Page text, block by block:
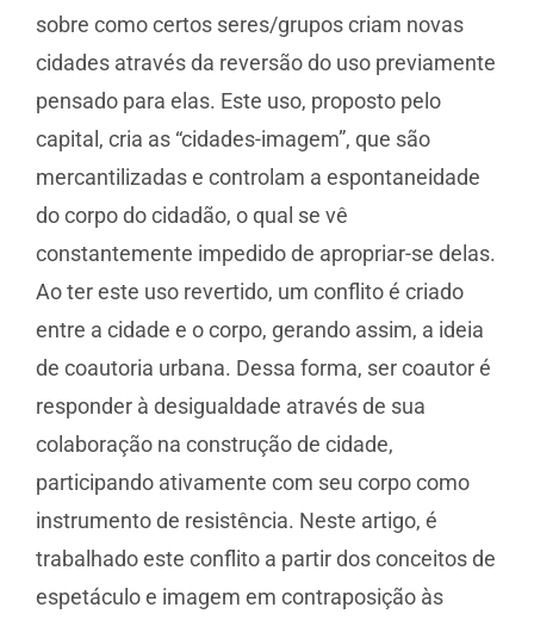
sobre como certos seres/grupos criam novas
cidades através da reversão do uso previamente
pensado para elas. Este uso, proposto pelo
capital, cria as “cidades-imagem”, que são
mercantilizadas e controlam a espontaneidade
do corpo do cidadão, o qual se vê
constantemente impedido de apropriar-se delas.
Ao ter este uso revertido, um conflito é criado
entre a cidade e o corpo, gerando assim, a ideia
de coautoria urbana. Dessa forma, ser coautor é
responder à desigualdade através de sua
colaboração na construção de cidade,
participando ativamente com seu corpo como
instrumento de resistência. Neste artigo, é
trabalhado este conflito a partir dos conceitos de
espetáculo e imagem em contraposição às